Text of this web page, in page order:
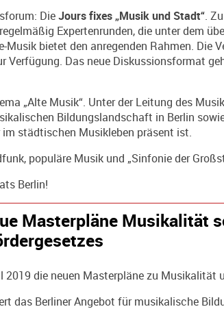
DieJours fixes „Musik und Stadt“.
Expertenrunden, die unter dem
bietet den anregenden Rahmen. Die
Verfügung. Das neue Diskussionsformat
„Alte Musik“. Unter der Leitung des
Bildungslandschaft in Berlin
städtischen Musikleben präsent ist.
populäre Musik und „Sinfonie der
Berlin!
Masterpläne Musikalität
die neuen Masterpläne zu Musikalität
das Berliner Angebot für musikalische